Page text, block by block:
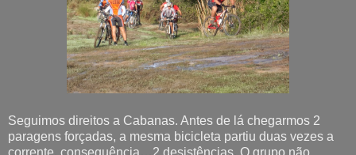
Seguimos direitos a Cabanas. Antes de lá chegarmos 2
paragens forçadas, a mesma bicicleta partiu duas vezes a
corrente, consequência…2 desistências. O grupo não